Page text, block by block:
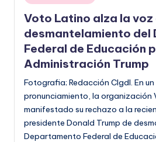
o
r
m
a
ti
v
a
en
Voto Latino alza la
desmantelamiento del
Federal de Educación
Administración Trump
Fotografia; Redacción CIgdl. En
pronunciamiento, la organización
manifestado su rechazo a la
presidente Donald Trump de
Departamento Federal de